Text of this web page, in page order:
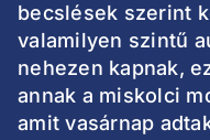
becslések szerint
valamilyen szintű
nehezen kapnak,
annak a miskolci
amit vasárnap